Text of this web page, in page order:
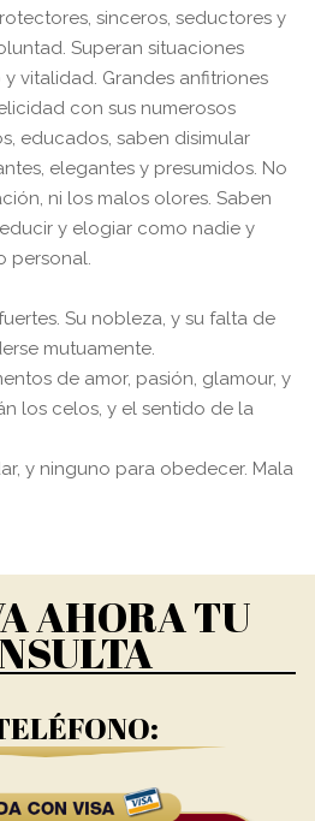
sinceros, seductores y
Superan situaciones
vitalidad. Grandes anfitriones
con sus numerosos
educados, saben disimular
elegantes y presumidos. No
ni los malos olores. Saben
y elogiar como nadie y
personal.
Su nobleza, y su falta de
mutuamente.
de amor, pasión, glamour, y
los celos, y el sentido de la
y ninguno para obedecer. Mala
AHORA TU